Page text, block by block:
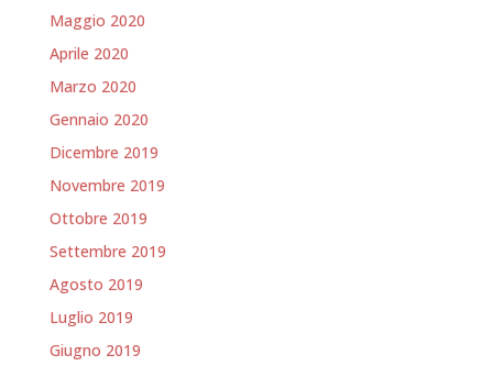
Maggio 2020
Aprile 2020
Marzo 2020
Gennaio 2020
Dicembre 2019
Novembre 2019
Ottobre 2019
Settembre 2019
Agosto 2019
Luglio 2019
Giugno 2019